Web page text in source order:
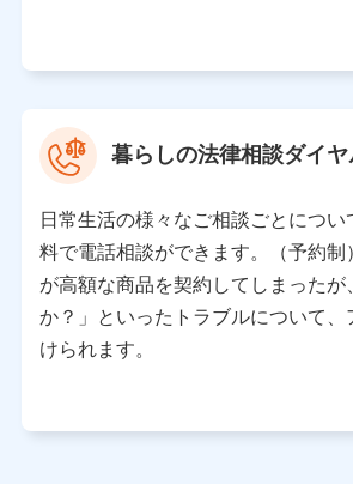
氏名、電話番号、メールアドレス、お客
性、連絡先、dポイントサービスのご利用
として、dポイントカード番号、性別、
所、dポイント残高、dポイント利用履歴
利用情報
当社又は株式会社NTTドコモが提供する
ご契約・ご利用などに関する情報。例と
会社NTTドコモが提供する各種サービス
用履歴インターネット利用時の行動に関
ーション利用時の行動に関する情報、購
当社又は株式会社NTTドコモが提供する
暮らしの法律相談ダイヤ
日常生活の様々なご相談ごとにつ
料で電話相談ができます。（予約制
が高額な商品を契約してしまったが
か？」といったトラブルについて、
けられます。